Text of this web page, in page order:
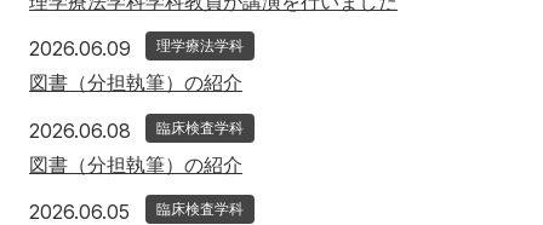
2026.06.09 2026年6月9日
理学療法学科
図書（分担執筆）の紹介
2026.06.08 2026年6月8日
臨床検査学科
図書（分担執筆）の紹介
2026.06.05 2026年6月5日
臨床検査学科